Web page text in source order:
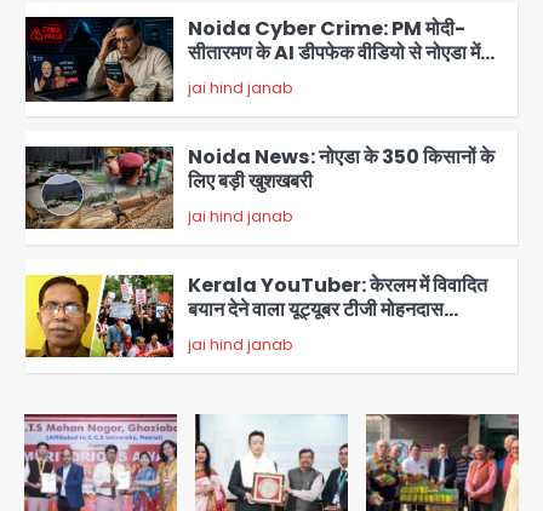
3
Noida Cyber Crime: PM मोदी-
सीतारमण के AI डीपफेक वीडियो से नोएडा में
बुजुर्ग से 70 लाख की ठगी
jai hind janab
4
Noida News: नोएडा के 350 किसानों के
लिए बड़ी खुशखबरी
jai hind janab
5
Kerala YouTuber: केरलम में विवादित
बयान देने वाला यूट्यूबर टीजी मोहनदास
गिरफ्तार, डिजिटल डिवाइस जब्त; जंतर-मंतर
प्रदर्शनकारियों पर की थी आपत्तिजनक टिप्पणी
jai hind janab
1
JP Greens Cosmos Society:
सुविधाओं के लिए संघर्ष कर रहे निवासी, गिरता
प्लास्टर और कमजोर सुरक्षा बनी बड़ी चुनौती
Avinash Kumar